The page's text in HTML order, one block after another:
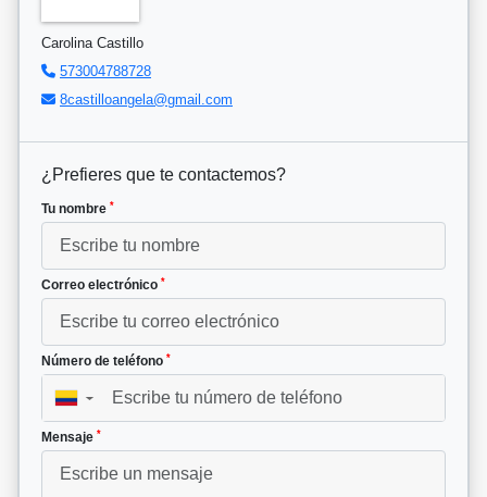
Carolina Castillo
573004788728
8castilloangela@gmail.com
¿Prefieres que te contactemos?
Tu nombre *
Correo electrónico *
Número de teléfono *
▼
Mensaje *